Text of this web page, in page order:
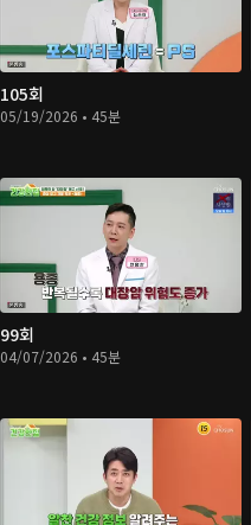
105회
05/19/2026 • 45분
99회
04/07/2026 • 45분